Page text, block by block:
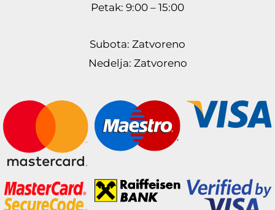
Petak: 9:00 – 15:00
Subota: Zatvoreno
Nedelja: Zatvoreno